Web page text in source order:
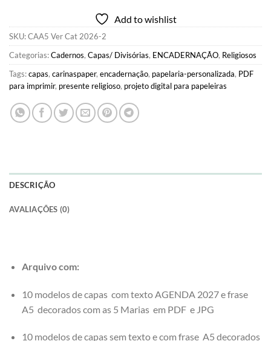
Add to wishlist
SKU:CAA5 Ver Cat 2026-2
Categorias:Cadernos, Capas/ Divisórias, ENCADERNAÇÃO, Religiosos
Tags:capas, carinaspaper, encadernação, papelaria-personalizada, PDF
para imprimir, presente religioso, projeto digital para papeleiras
DESCRIÇÃO
AVALIAÇÕES (0)
Arquivo com:
10 modelos de capas com texto AGENDA 2027 e frase
A5 decorados com as 5 Marias em PDF e JPG
10 modelos de capas sem texto e com frase A5 decorados